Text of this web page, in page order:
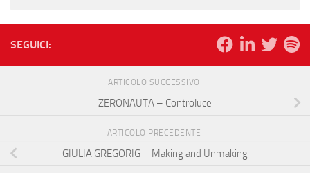
SEGUICI:
ARTICOLO SUCCESSIVO
ZERONAUTA – Controluce
ARTICOLO PRECEDENTE
GIULIA GREGORIG – Making and Unmaking